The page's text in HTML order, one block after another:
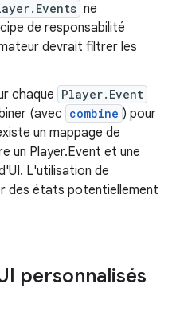
ne
de responsabilité
devrait filtrer les
chaque Player.Event
(avec combine ) pour
un mappage de
un Player.Event et une
L'utilisation de
des états potentiellement
personnalisés